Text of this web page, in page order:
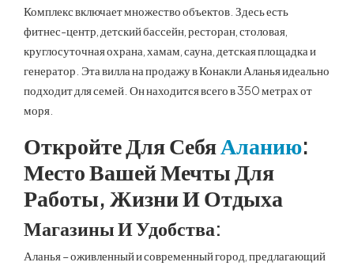
Комплекс включает множество объектов. Здесь есть
фитнес-центр, детский бассейн, ресторан, столовая,
круглосуточная охрана, хамам, сауна, детская площадка и
генератор. Эта вилла на продажу в Конакли Аланья идеально
подходит для семей. Он находится всего в 350 метрах от
моря.
Откройте Для Себя Аланию:
Место Вашей Мечты Для
Работы, Жизни И Отдыха
Магазины И Удобства:
Аланья – оживленный и современный город, предлагающий